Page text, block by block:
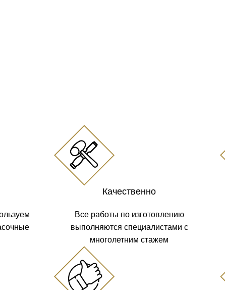
Качественно
Все работы по изготовлению
выполняются специалистами с
многолетним стажем